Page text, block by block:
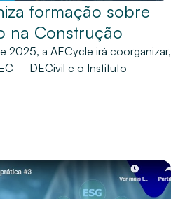
formação sobre
na Construção
2025, a AECycle irá coorganizar,
– DECivil e o Instituto